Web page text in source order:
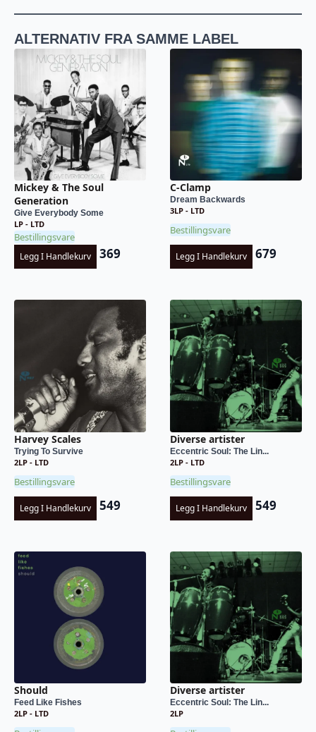
ALTERNATIV FRA SAMME LABEL
Mickey & The Soul
Generation
Give Everybody Some
LP - LTD
Bestillingsvare
Legg I Handlekurv 369
C-Clamp
Dream Backwards
3LP - LTD
Bestillingsvare
Legg I Handlekurv 679
Harvey Scales
Trying To Survive
2LP - LTD
Bestillingsvare
Legg I Handlekurv 549
Diverse artister
Eccentric Soul: The Lin...
2LP - LTD
Bestillingsvare
Legg I Handlekurv 549
Should
Feed Like Fishes
2LP - LTD
Diverse artister
Eccentric Soul: The Lin...
2LP